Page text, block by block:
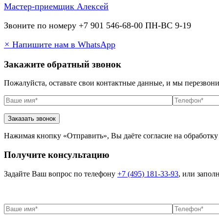
Мастер-приемщик Алексей
Звоните по номеру +7 901 546-68-00 ПН-ВС 9-19
× Напишите нам в WhatsApp
Закажите обратный звонок
Пожалуйста, оставьте свои контактные данные, и мы
Нажимая кнопку «Отправить», Вы даёте согласие на
Получите консультацию
Задайте Ваш вопрос по телефону +7 (495) 181-33-93, или